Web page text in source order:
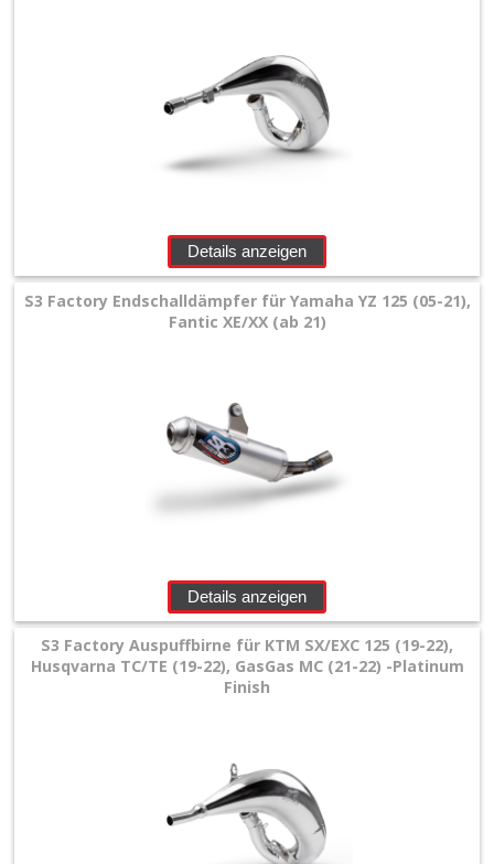
Details anzeigen
S3 Factory Endschalldämpfer für Yamaha YZ 125 (05-21),
Fantic XE/XX (ab 21)
Details anzeigen
S3 Factory Auspuffbirne für KTM SX/EXC 125 (19-22),
Husqvarna TC/TE (19-22), GasGas MC (21-22) -Platinum
Finish